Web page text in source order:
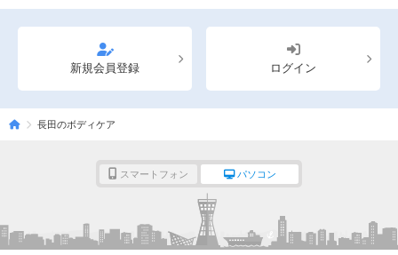
新規会員登録 ログイン
長田のボディケア
スマートフォン パソコン